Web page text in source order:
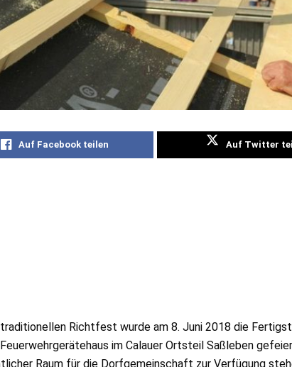
Auf Facebook teilen Auf Twitter
Richtfest wurde am 8. Juni 2018 die
im Calauer Ortsteil Saßleben
Raum für die Dorfgemeinschaft zur Verfügung